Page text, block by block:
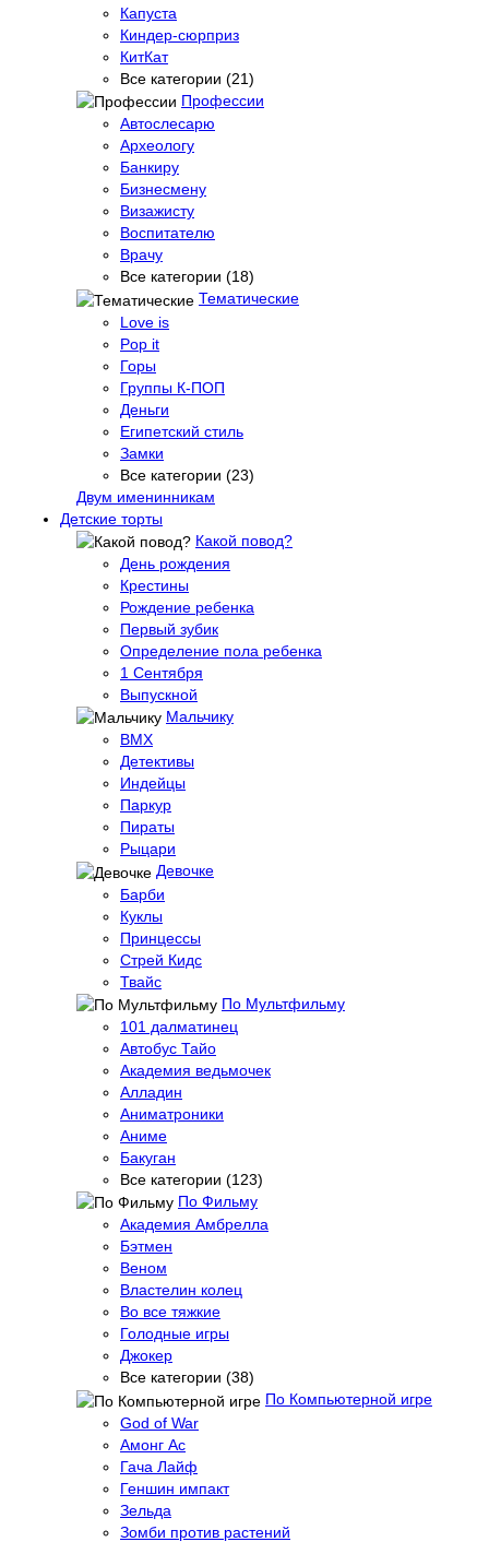
Капуста
Киндер-сюрприз
КитКат
Все категории (21)
Профессии
Автослесарю
Археологу
Банкиру
Бизнесмену
Визажисту
Воспитателю
Врачу
Все категории (18)
Тематические
Love is
Pop it
Горы
Группы К-ПОП
Деньги
Египетский стиль
Замки
Все категории (23)
Двум именинникам
Детские торты
Какой повод?
День рождения
Крестины
Рождение ребенка
Первый зубик
Определение пола ребенка
1 Сентября
Выпускной
Мальчику
BMX
Детективы
Индейцы
Паркур
Пираты
Рыцари
Девочке
Барби
Куклы
Принцессы
Стрей Кидс
Твайс
По Мультфильму
101 далматинец
Автобус Тайо
Академия ведьмочек
Алладин
Аниматроники
Аниме
Бакуган
Все категории (123)
По Фильму
Академия Амбрелла
Бэтмен
Веном
Властелин колец
Во все тяжкие
Голодные игры
Джокер
Все категории (38)
По Компьютерной игре
God of War
Амонг Ас
Гача Лайф
Геншин импакт
Зельда
Зомби против растений